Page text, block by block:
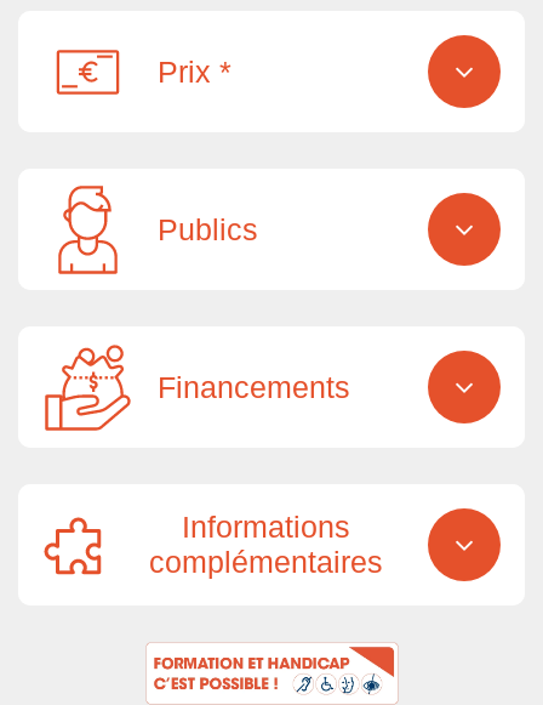
Prix *
Publics
Financements
Informations
complémentaires